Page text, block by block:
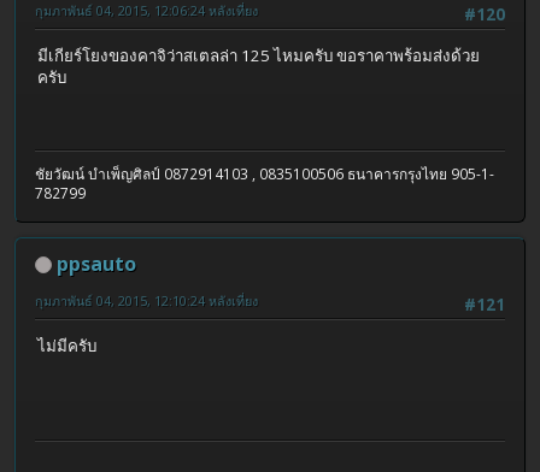
#120
กุมภาพันธ์ 04, 2015, 12:06:24 หลังเที่ยง
มีเกียร์โยงของคาจิว่าสเตลล่า 125 ไหมครับ ขอราคาพร้อมส่งด้วย
ครับ
ชัยวัฒน์ บำเพ็ญศิลป์ 0872914103 , 0835100506 ธนาคารกรุงไทย 905-1-
782799
ppsauto
#121
กุมภาพันธ์ 04, 2015, 12:10:24 หลังเที่ยง
ไม่มีครับ